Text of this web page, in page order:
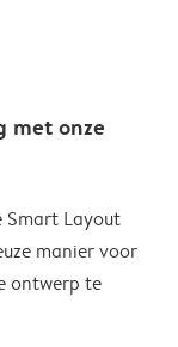
met onze
Smart Layout
manier voor
ontwerp te